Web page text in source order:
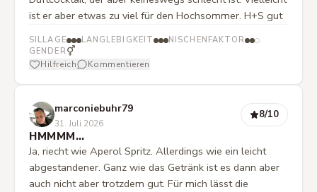
ist er aber etwas zu viel für den Hochsommer. H+S gut
SILLAGE LANGLEBIGKEIT
NISCHENFAKTOR
GENDER ⚥
Hilfreich Kommentieren
marconiebuhr79
31. Juli 2026
8/10
HMMMM…
Ja, riecht wie Aperol Spritz. Allerdings wie ein leicht
abgestandener. Ganz wie das Getränk ist es dann aber
auch nicht aber trotzdem gut. Für mich lässt die